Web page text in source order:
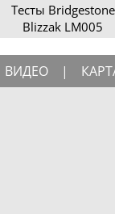
Тесты Bridgestone
Blizzak LM005
ВИДЕО |